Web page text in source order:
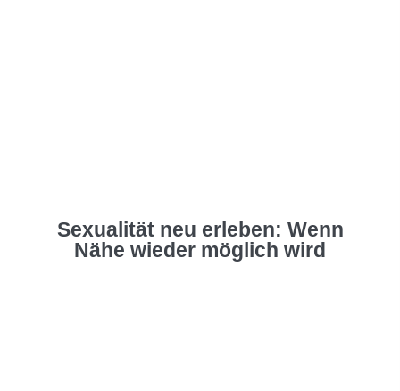
Sexualität neu erleben: Wenn
Nähe wieder möglich wird